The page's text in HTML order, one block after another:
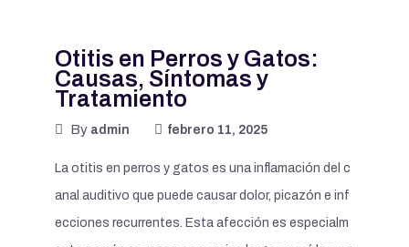
Otitis en Perros y Gatos:
Causas, Síntomas y
Tratamiento
By admin febrero 11, 2025
La otitis en perros y gatos es una inflamación del c
anal auditivo que puede causar dolor, picazón e inf
ecciones recurrentes. Esta afección es especialm